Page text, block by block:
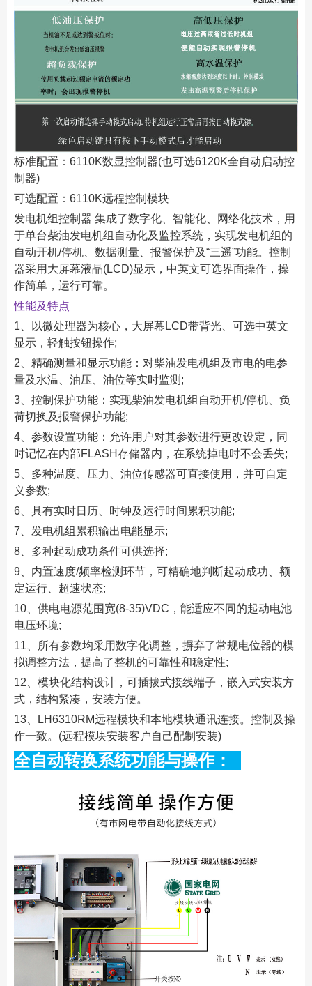
标准配置：6110K数显控制器(也可选6120K全自动启动控
制器)
可选配置：6110K远程控制模块
发电机组控制器 集成了数字化、智能化、网络化技术，用
于单台柴油发电机组自动化及监控系统，实现发电机组的
自动开机/停机、数据测量、报警保护及“三遥”功能。控制
器采用大屏幕液晶(LCD)显示，中英文可选界面操作，操
作简单，运行可靠。
性能及特点
1、以微处理器为核心，大屏幕LCD带背光、可选中英文
显示，轻触按钮操作;
2、精确测量和显示功能：对柴油发电机组及市电的电参
量及水温、油压、油位等实时监测;
3、控制保护功能：实现柴油发电机组自动开机/停机、负
荷切换及报警保护功能;
4、参数设置功能：允许用户对其参数进行更改设定，同
时记忆在内部FLASH存储器内，在系统掉电时不会丢失;
5、多种温度、压力、油位传感器可直接使用，并可自定
义参数;
6、具有实时日历、时钟及运行时间累积功能;
7、发电机组累积输出电能显示;
8、多种起动成功条件可供选择;
9、内置速度/频率检测环节，可精确地判断起动成功、额
定运行、超速状态;
10、供电电源范围宽(8-35)VDC，能适应不同的起动电池
电压环境;
11、所有参数均采用数字化调整，摒弃了常规电位器的模
拟调整方法，提高了整机的可靠性和稳定性;
12、模块化结构设计，可插拔式接线端子，嵌入式安装方
式，结构紧凑，安装方便。
13、LH6310RM远程模块和本地模块通讯连接。控制及操
作一致。(远程模块安装客户自己配制安装)
全自动转换系统功能与操作：